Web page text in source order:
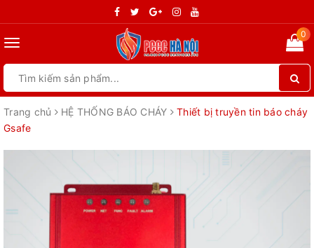
Toggle
0
Trang chủ HỆ THỐNG BÁO CHÁY
Thiết bị truyền tin báo cháy
Gsafe